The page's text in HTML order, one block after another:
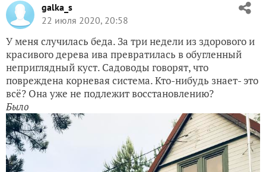
galka_s
22 июля 2020, 20:58
У меня случилась беда. За три недели из здорового и
красивого дерева ива превратилась в обугленный
неприглядный куст. Садоводы говорят, что
повреждена корневая система. Кто-нибудь знает- это
всё? Она уже не подлежит восстановлению?
Было